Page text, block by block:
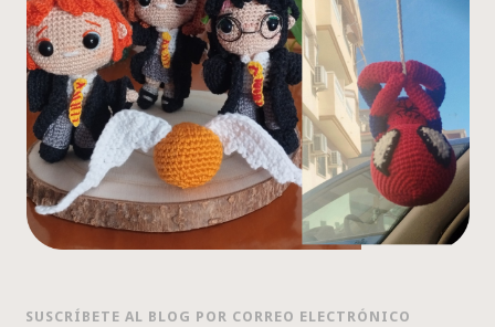
SUSCRÍBETE AL BLOG POR CORREO ELECTRÓNICO